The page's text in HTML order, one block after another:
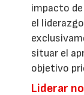
impacto
el
situar el
objetivo
Liderar